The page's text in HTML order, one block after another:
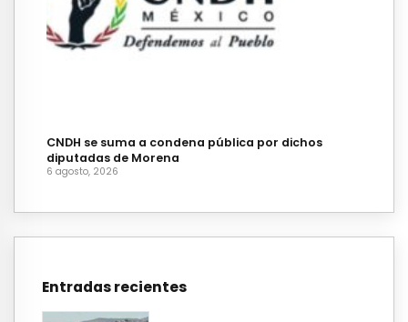
CNDH se suma a condena pública por dichos
diputadas de Morena
6 agosto, 2026
Entradas recientes